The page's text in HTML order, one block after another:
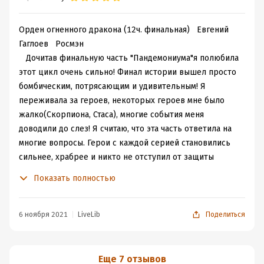
поводу будущего владельца, я почему-то подумала на
Оксану (уже точно не помню ее историю, но она тоже
имела сестру-близняшку, которая погибла. Извиняюсь,
если я что-то путаю). И про Лизу и ее умершую сестру
Ирину я напрочь забыла, так что была сильно в шоке.
Весы. Сам по себе Альф как персонаж мне очень
симпотизировал. Мне безумно понравилась его
романтическая линия с Женей Степановой, его
характер, развитие его персонажа (совместно с братом
оказалось, что он стал новым членом Королевского
именно то, в какой форме она была рассказана, мне не
Орден огненного дракона (12ч. финальная) Евгений
Гаглоев Росмэн
Дочитав финальную часть "Пандемониума"я полюбила
этот цикл очень сильно! Финал истории вышел просто
бомбическим, потрясающим и удивительным! Я
переживала за героев, некоторых героев мне было
жалко(Скорпиона, Стаса), многие события меня
доводили до слез! Я считаю, что эта часть ответила на
многие вопросы. Герои с каждой серией становились
сильнее, храбрее и никто не отступил от защиты
жизнь!!
Показать полностью
6 ноября 2021 LiveLib Поделиться
Еще 7 отзывов